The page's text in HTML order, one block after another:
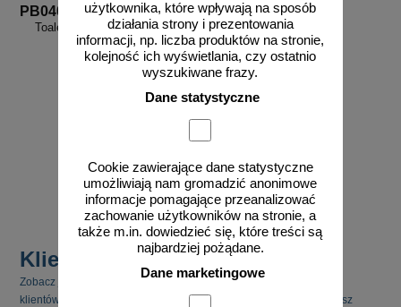
użytkownika, które wpływają na sposób
działania strony i prezentowania
informacji, np. liczba produktów na stronie,
kolejność ich wyświetlania, czy ostatnio
wyszukiwane frazy.
Dane statystyczne
Cookie zawierające dane statystyczne
umożliwiają nam gromadzić anonimowe
informacje pomagające przeanalizować
zachowanie użytkowników na stronie, a
także m.in. dowiedzieć się, które treści są
najbardziej pożądane.
Dane marketingowe
PB040
Toaleta - znak informacyjny -
PB040
8,57 zł netto
do koszyka
Klienci kupili również
Zobacz jakie inne produkty cieszyły się zainteresowaniem naszych
klientów. Pamiętaj, że kupując kilka produktów jednocześnie możesz